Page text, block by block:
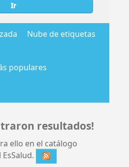
Ir
Nube de etiquetas
populares
resultados!
ello en el catálogo